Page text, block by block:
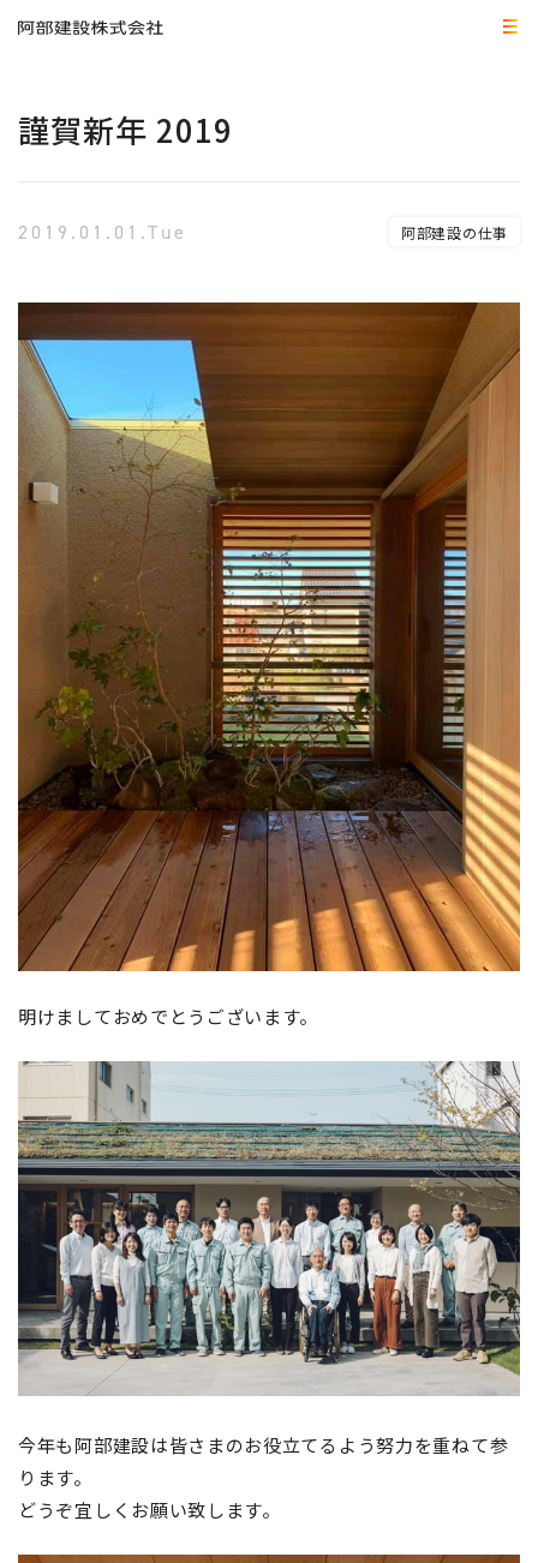
謹賀新年 2019
2019.01.01.Tue 阿部建設の仕事
明けましておめでとうございます。
今年も阿部建設は皆さまのお役立てるよう努力を重ねて参
ります。
どうぞ宜しくお願い致します。